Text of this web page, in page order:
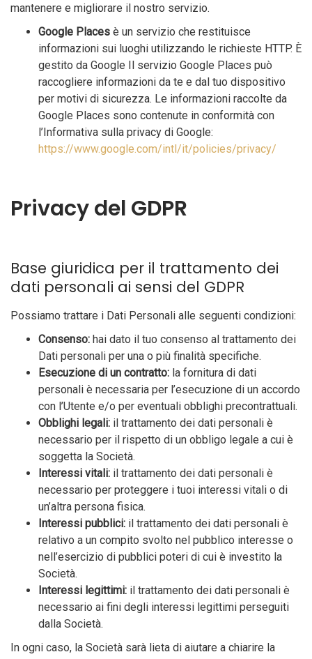
mantenere e migliorare il nostro servizio.
Google Places è un servizio che restituisce
informazioni sui luoghi utilizzando le richieste HTTP. È
gestito da Google Il servizio Google Places può
raccogliere informazioni da te e dal tuo dispositivo
per motivi di sicurezza. Le informazioni raccolte da
Google Places sono contenute in conformità con
l’Informativa sulla privacy di Google:
https://www.google.com/intl/it/policies/privacy/
Privacy del GDPR
Base giuridica per il trattamento dei
dati personali ai sensi del GDPR
Possiamo trattare i Dati Personali alle seguenti condizioni:
Consenso: hai dato il tuo consenso al trattamento dei
Dati personali per una o più finalità specifiche.
Esecuzione di un contratto: la fornitura di dati
personali è necessaria per l’esecuzione di un accordo
con l’Utente e/o per eventuali obblighi precontrattuali.
Obblighi legali: il trattamento dei dati personali è
necessario per il rispetto di un obbligo legale a cui è
soggetta la Società.
Interessi vitali: il trattamento dei dati personali è
necessario per proteggere i tuoi interessi vitali o di
un’altra persona fisica.
Interessi pubblici: il trattamento dei dati personali è
relativo a un compito svolto nel pubblico interesse o
nell’esercizio di pubblici poteri di cui è investito la
Società.
Interessi legittimi: il trattamento dei dati personali è
necessario ai fini degli interessi legittimi perseguiti
dalla Società.
In ogni caso, la Società sarà lieta di aiutare a chiarire la